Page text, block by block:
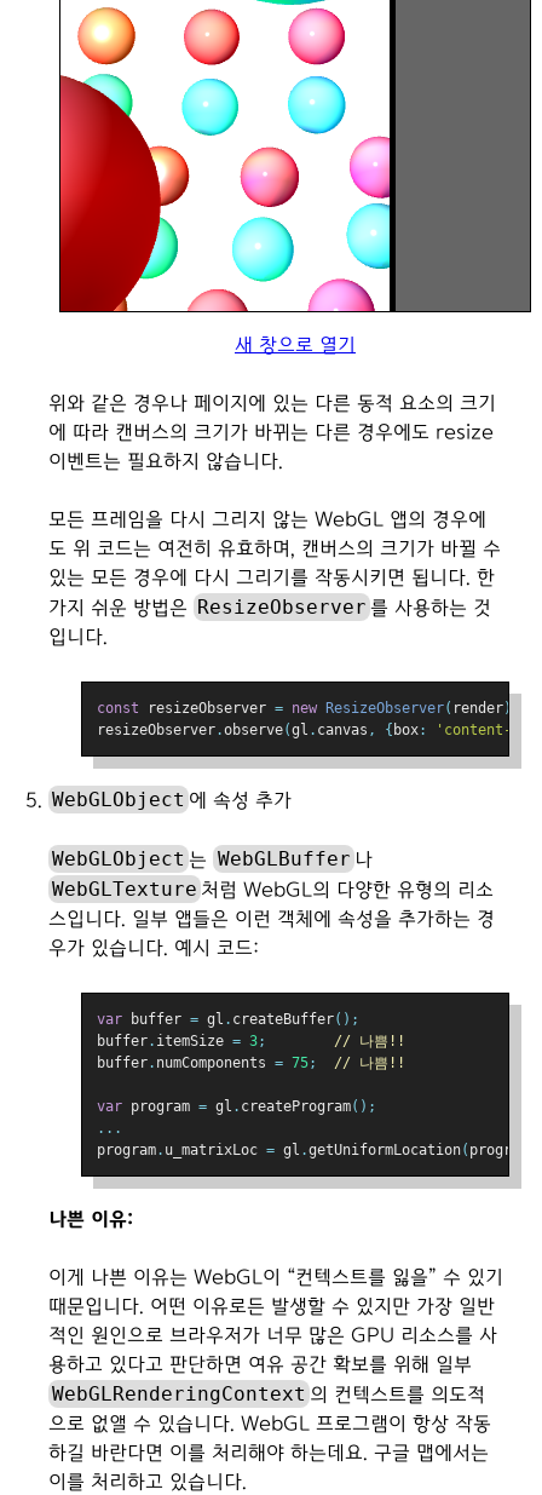
새 창으로 열기
위와 같은 경우나 페이지에 있는 다른 동적 요소의 크기
에 따라 캔버스의 크기가 바뀌는 다른 경우에도 resize
이벤트는 필요하지 않습니다.
모든 프레임을 다시 그리지 않는 WebGL 앱의 경우에
도 위 코드는 여전히 유효하며, 캔버스의 크기가 바뀔 수
있는 모든 경우에 다시 그리기를 작동시키면 됩니다. 한
가지 쉬운 방법은 ResizeObserver 를 사용하는 것
입니다.
const resizeObserver = new ResizeObserver( render);
resizeObserver.observe(gl . canvas , { box: 'content-
WebGLObject 에 속성 추가
WebGLObject 는 WebGLBuffer 나
WebGLTexture 처럼 WebGL의 다양한 유형의 리소
스입니다. 일부 앱들은 이런 객체에 속성을 추가하는 경
우가 있습니다. 예시 코드:
var buffer = gl . createBuffer();
buffer. itemSize = 3;
// 나쁨!!
buffer. numComponents = 75; // 나쁨!!
var program = gl . createProgram();
...
program. u_matrixLoc = gl .getUniformLocation( program
나쁜 이유:
이게 나쁜 이유는 WebGL이 “컨텍스트를 잃을” 수 있기
때문입니다. 어떤 이유로든 발생할 수 있지만 가장 일반
적인 원인으로 브라우저가 너무 많은 GPU 리소스를 사
용하고 있다고 판단하면 여유 공간 확보를 위해 일부
WebGLRenderingContext 의 컨텍스트를 의도적
으로 없앨 수 있습니다. WebGL 프로그램이 항상 작동
하길 바란다면 이를 처리해야 하는데요. 구글 맵에서는
이를 처리하고 있습니다.